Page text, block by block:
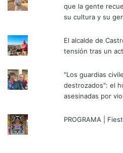
que la gente
su cultura y su
El alcalde de
tensión tras un
"Los guardias
destrozados": el
asesinadas por
PROGRAMA |